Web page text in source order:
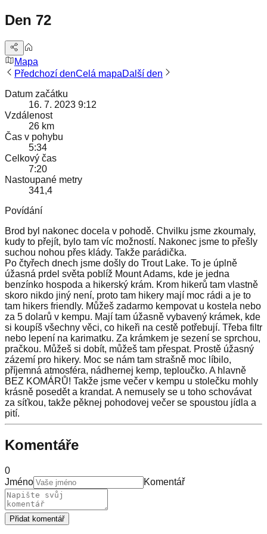
Den 72
Mapa
Předchozí denCelá mapaDalší den
Datum začátku
16. 7. 2023 9:12
Vzdálenost
26 km
Čas v pohybu
5:34
Celkový čas
7:20
Nastoupané metry
341,4
Povídání
Brod byl nakonec docela v pohodě. Chvilku jsme zkoumaly,
kudy to přejít, bylo tam víc možností. Nakonec jsme to přešly
suchou nohou přes klády. Takže parádička.
Po čtyřech dnech jsme došly do Trout Lake. To je úplně
úžasná prdel světa poblíž Mount Adams, kde je jedna
benzínko hospoda a hikerský krám. Krom hikerů tam vlastně
skoro nikdo jiný není, proto tam hikery mají moc rádi a je to
tam hikers friendly. Můžeš zadarmo kempovat u kostela nebo
za 5 dolarů v kempu. Mají tam úžasně vybavený krámek, kde
si koupíš všechny věci, co hikeři na cestě potřebují. Třeba filtr
nebo lepení na karimatku. Za krámkem je sezení se sprchou,
pračkou. Můžeš si dobít, můžeš tam přespat. Prostě úžasný
zázemí pro hikery. Moc se nám tam strašně moc líbilo,
příjemná atmosféra, nádhernej kemp, teploučko. A hlavně
BEZ KOMÁRŮ! Takže jsme večer v kempu u stolečku mohly
krásně posedět a krandat. A nemusely se u toho schovávat
za síťkou, takže pěknej pohodovej večer se spoustou jídla a
pití.
Komentáře
0
Jméno
Komentář
Přidat komentář